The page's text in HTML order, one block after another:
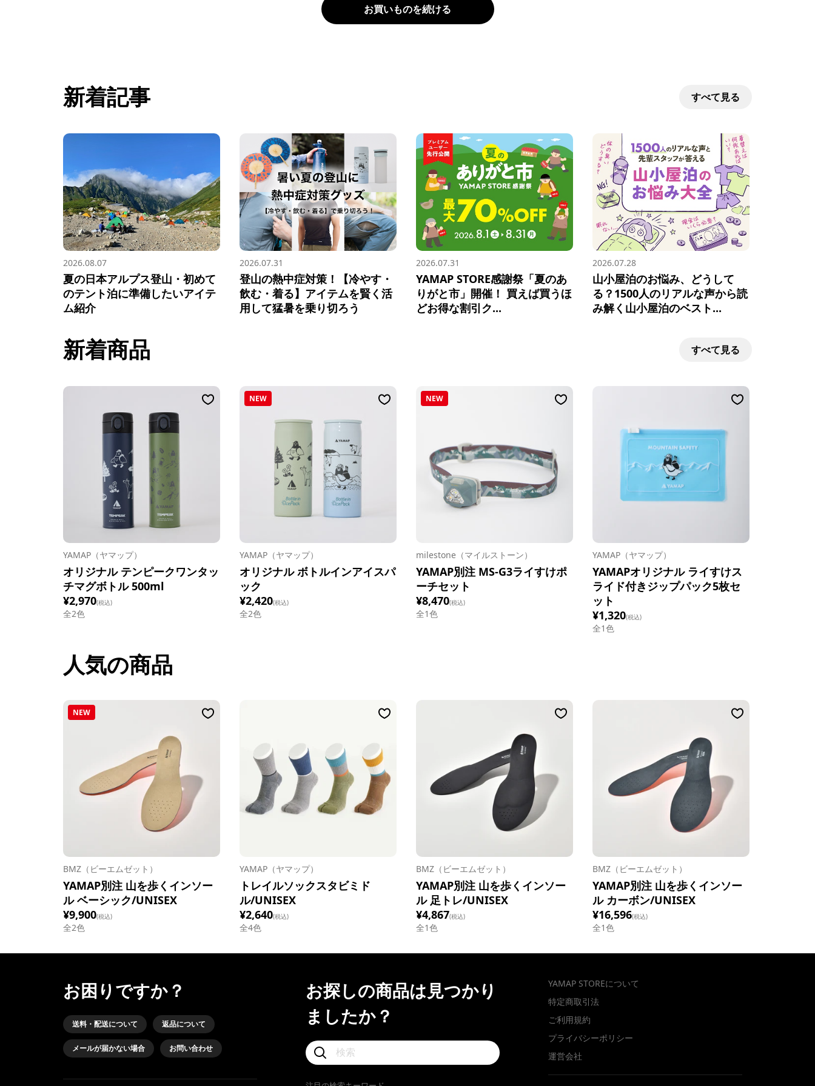
お買いものを続ける
新着記事 すべて見る
2026.08.07
夏の日本アルプス登山・初めて
のテント泊に準備したいアイテ
ム紹介
2026.07.31
登山の熱中症対策！【冷やす・
飲む・着る】アイテムを賢く活
用して猛暑を乗り切ろう
2026.07.31
YAMAP STORE感謝祭「夏のあ
りがと市」開催！ 買えば買うほ
どお得な割引ク...
2026.07.28
山小屋泊のお悩み、どうして
る？1500人のリアルな声から読
み解く山小屋泊のベスト...
新着商品 すべて見る
YAMAP（ヤマップ）
オリジナル テンピークワンタッ
チマグボトル 500ml
¥2,970(税込)
全2色
NEW
YAMAP（ヤマップ）
オリジナル ボトルインアイスパ
ック
¥2,420(税込)
全2色
NEW
milestone（マイルストーン）
YAMAP別注 MS-G3ライすけポ
ーチセット
¥8,470(税込)
全1色
YAMAP（ヤマップ）
YAMAPオリジナル ライすけス
ライド付きジップパック5枚セ
ット
¥1,320(税込)
全1色
人気の商品
NEW
BMZ（ビーエムゼット）
YAMAP別注 山を歩くインソー
ル ベーシック/UNISEX
¥9,900(税込)
全2色
YAMAP（ヤマップ）
トレイルソックスタビミド
ル/UNISEX
¥2,640(税込)
全4色
BMZ（ビーエムゼット）
YAMAP別注 山を歩くインソー
ル 足トレ/UNISEX
¥4,867(税込)
全1色
BMZ（ビーエムゼット）
YAMAP別注 山を歩くインソー
ル カーボン/UNISEX
¥16,596(税込)
全1色
お困りですか？
送料・配送について 返品について
メールが届かない場合 お問い合わせ
お探しの商品は見つかり
ましたか？
YAMAP STOREについて
特定商取引法
ご利用規約
プライバシーポリシー
運営会社